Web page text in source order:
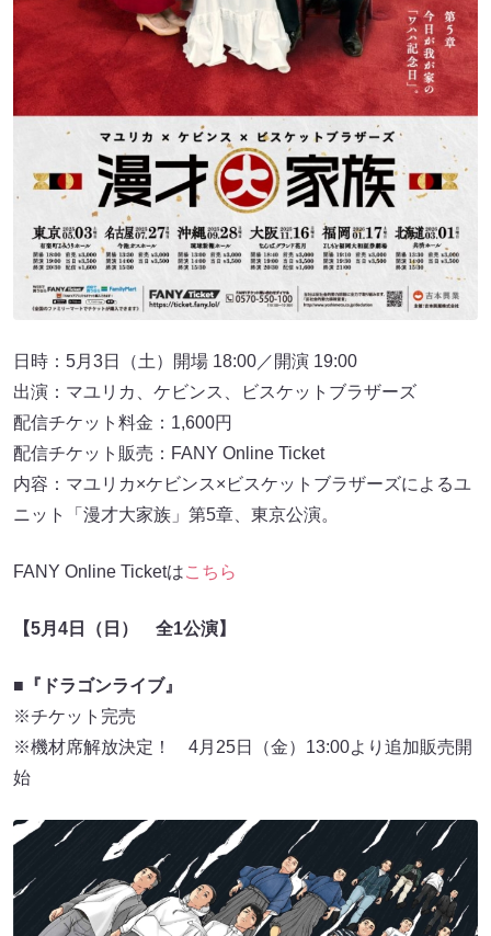
日時：5月3日（土）開場 18:00／開演 19:00
出演：マユリカ、ケビンス、ビスケットブラザーズ
配信チケット料金：1,600円
配信チケット販売：FANY Online Ticket
内容：マユリカ×ケビンス×ビスケットブラザーズによるユ
ニット「漫才大家族」第5章、東京公演。
FANY Online Ticketはこちら
【5月4日（日） 全1公演】
■『ドラゴンライブ』
※チケット完売
※機材席解放決定！ 4月25日（金）13:00より追加販売開
始